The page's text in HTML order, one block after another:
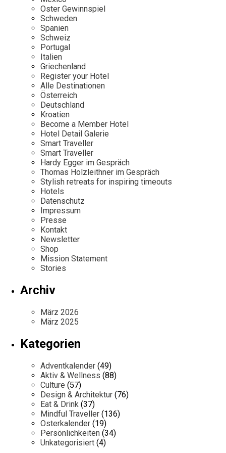
Mexico
Niederlande
Österreich
Portugal
Schweden
Spanien
Schweiz
Persönlichkeiten
Our Story
Career
Kontakt
Impressum
Oster Gewinnspiel
Schweden
Spanien
Schweiz
Portugal
Italien
Griechenland
Register your Hotel
Alle Destinationen
Österreich
Deutschland
Kroatien
Become a Member Hotel
Hotel Detail Galerie
Smart Traveller
Smart Traveller
Hardy Egger im Gespräch
Thomas Holzleithner im Gespräch
Stylish retreats for inspiring timeouts
Hotels
Datenschutz
Impressum
Presse
Kontakt
Newsletter
Shop
Mission Statement
Stories
Archiv
März 2026
März 2025
Kategorien
Adventkalender (49)
Aktiv & Wellness (88)
Culture (57)
Design & Architektur (76)
Eat & Drink (37)
Mindful Traveller (136)
Osterkalender (19)
Persönlichkeiten (34)
Unkategorisiert (4)